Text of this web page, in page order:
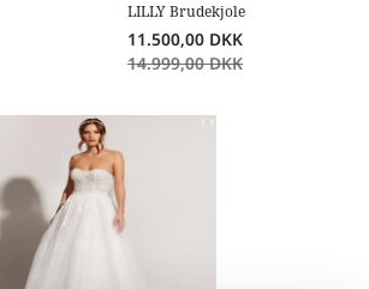
LILLY Brudekjole
11.500,00 DKK
14.999,00 DKK